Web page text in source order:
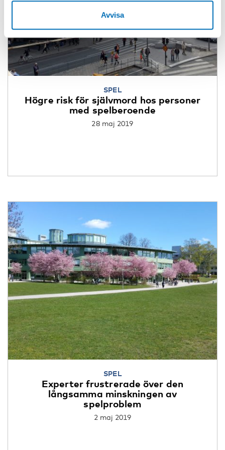
Avvisa
SPEL
Högre risk för självmord hos personer
med spelberoende
28 maj 2019
SPEL
Experter frustrerade över den
långsamma minskningen av
spelproblem
2 maj 2019